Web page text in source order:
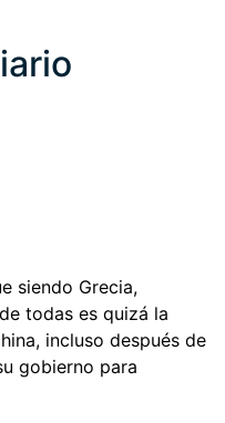
siendo Grecia,
todas es quizá la
incluso después de
gobierno para